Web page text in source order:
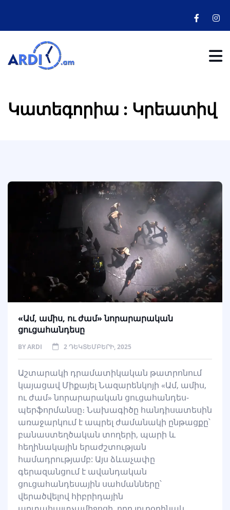
Կատեգորիա : Կրեատիվ
«Ամ, ամիս, ու ժամ» նորարարական
ցուցահանդեսը
BYARDI 2 ԴԵԿՏԵՄԲԵՐԻ, 2025
Աշտարակի դրամատիկական թատրոնում
կայացավ Միքայել Նազարենկոյի «Ամ, ամիս,
ու ժամ» նորարարական ցուցահանդես-
պերֆորմանսը։ Նախագիծը հանդիսատեսին
առաջարկում է ապրել ժամանակի ընթացքը՝
բանաստեղծական տողերի, պարի և
հեղինակային երաժշտության
համադրությամբ: Այս ձևաչափը
գերազանցում է ավանդական
ցուցահանդեսային սահմանները՝
վերածվելով հիբրիդային